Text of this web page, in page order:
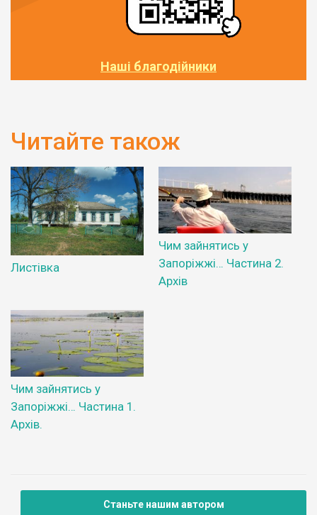
Наші благодійники
Читайте також
Листівка
Чим зайнятись у
Запоріжжі… Частина 2.
Архів
Чим зайнятись у
Запоріжжі… Частина 1.
Архів.
Станьте нашим автором